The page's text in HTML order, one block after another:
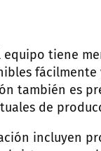
tiene
también es
de
incluyen